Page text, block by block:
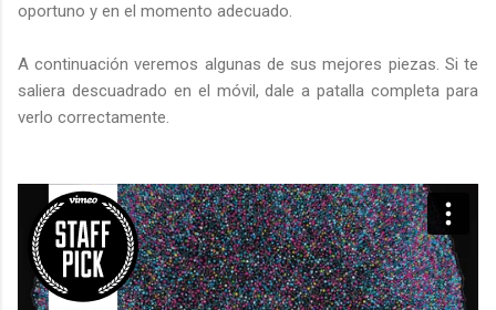
oportuno y en el momento adecuado.
A continuación veremos algunas de sus mejores piezas. Si te
saliera descuadrado en el móvil, dale a patalla completa para
verlo correctamente.